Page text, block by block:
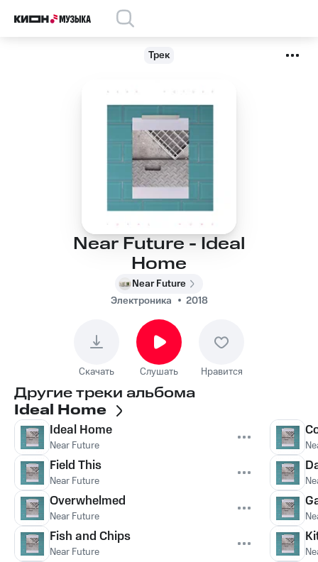
Трек
Near Future - Ideal
Home
Near Future
Электроника
2018
Скачать Слушать Нравится
Другие треки альбома
Ideal Home
Ideal Home
Near Future
Field This
Near Future
Overwhelmed
Near Future
Fish and Chips
Near Future